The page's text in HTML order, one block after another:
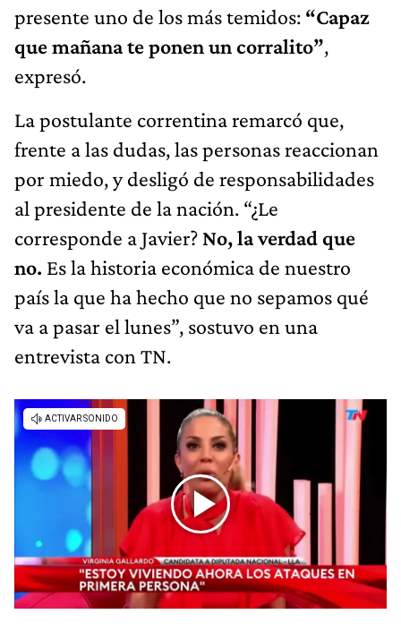
presente uno de los más temidos: “Capaz
que mañana te ponen un corralito”,
expresó.
La postulante correntina remarcó que,
frente a las dudas, las personas reaccionan
por miedo, y desligó de responsabilidades
al presidente de la nación. “¿Le
corresponde a Javier? No, la verdad que
no. Es la historia económica de nuestro
país la que ha hecho que no sepamos qué
va a pasar el lunes”, sostuvo en una
entrevista con TN.